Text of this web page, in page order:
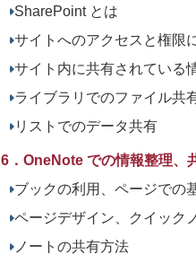
SharePoint とは
サイトへのアクセスと権限
サイト内に共有されている
ライブラリでのファイル共
リストでのデータ共有
6．OneNote での情報整理、
ブックの利用、ページでの
ページデザイン、クイック
ノートの共有方法